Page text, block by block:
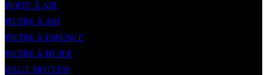
BOITE À AIR
FILTRE À AIR
FILTRE À ESSENCE
FILTRE À HUILE
HAUT MOTEUR